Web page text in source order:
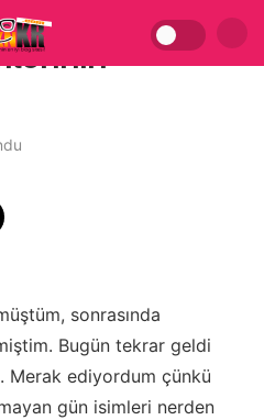
sonrasında
Bugün tekrar geldi
Merak ediyordum çünkü
gün isimleri nerden